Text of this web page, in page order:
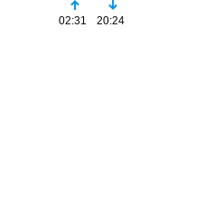
02:31 20:24